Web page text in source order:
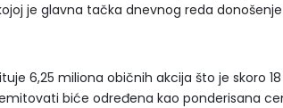
je glavna tačka dnevnog reda donošenje
6,25 miliona običnih akcija što je skoro 18
biće određena kao ponderisana